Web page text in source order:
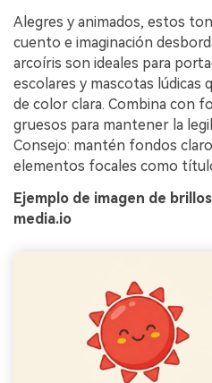
Alegres y animados, estos
cuento e imaginación
arcoíris son ideales para
escolares y mascotas lúdicas
de color clara. Combina con
gruesos para mantener la
Consejo: mantén fondos
elementos focales como
Ejemplo de imagen de
media.io